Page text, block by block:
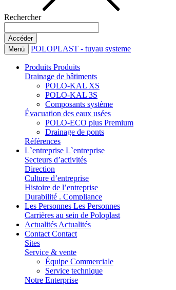
Rechercher
Menü POLOPLAST - tuyau systeme
Produits Produits
Drainage de bâtiments
POLO-KAL XS
POLO-KAL 3S
Composants système
Évacuation des eaux usées
POLO-ECO plus Premium
Drainage de ponts
Références
L`entreprise L`entreprise
Secteurs d’activités
Direction
Culture d’entreprise
Histoire de l’entreprise
Durabilité . Compliance
Les Personnes Les Personnes
Carrières au sein de Poloplast
Actualités Actualités
Contact Contact
Sites
Service & vente
Équipe Commerciale
Service technique
Notre Enterprise